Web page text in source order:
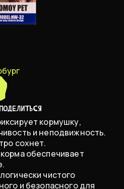
ПОДЕЛИТЬСЯ
кормушку,
и неподвижность.
сохнет.
обеспечивает
чистого
и безопасного для